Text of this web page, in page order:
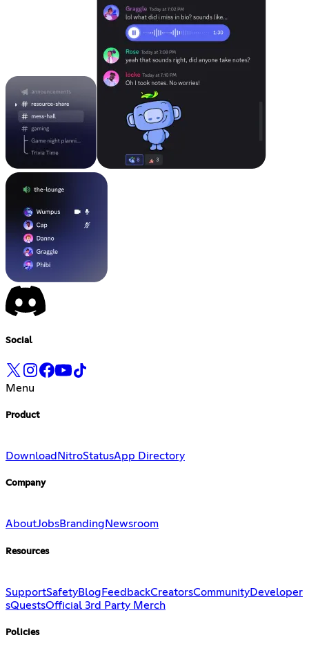
Social
Menu
Product
Download NitroStatusApp Directory
Company
AboutJobsBranding Newsroom
Resources
SupportSafetyBlog FeedbackCreatorsCommunityDeveloper
sQuestsOfficial 3rd Party Merch
Policies